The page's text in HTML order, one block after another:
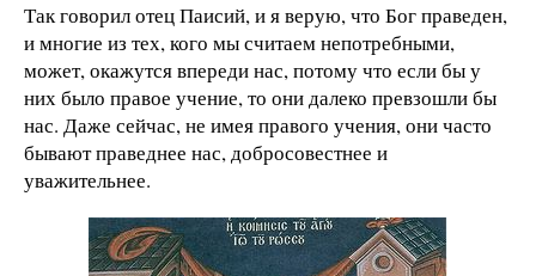
Так говорил отец Паисий, и я верую, что Бог праведен,
и многие из тех, кого мы считаем непотребными,
может, окажутся впереди нас, потому что если бы у
них было правое учение, то они далеко превзошли бы
нас. Даже сейчас, не имея правого учения, они часто
бывают праведнее нас, добросовестнее и
уважительнее.